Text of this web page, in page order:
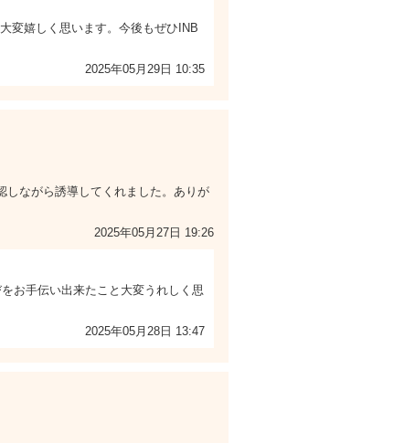
変嬉しく思います。今後もぜひINB
2025年05月29日 10:35
しながら誘導してくれました。ありが
2025年05月27日 19:26
お手伝い出来たこと大変うれしく思
2025年05月28日 13:47